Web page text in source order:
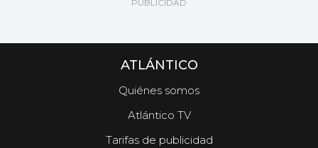
ATLÁNTICO
Quiénes somos
Atlántico TV
Tarifas de publicidad